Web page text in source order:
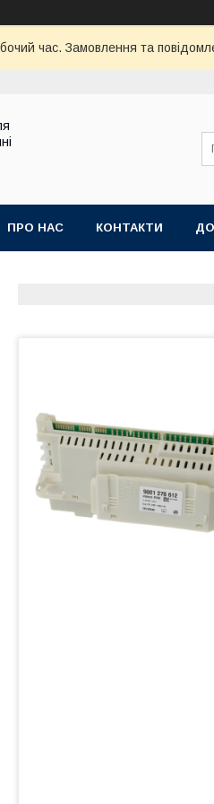
час. Замовлення та
ПРО НАС КОНТАКТИ